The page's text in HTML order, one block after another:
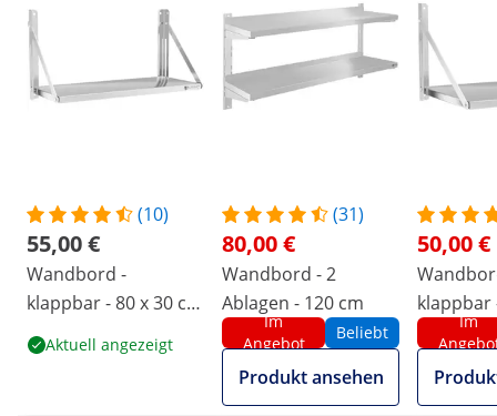
(10)
55,00 €
Wandbord -
klappbar - 80 x 30 cm
- 40 kg - Edelstahl
Aktuell angezeigt
(31)
80,00 €
Wandbord - 2
Ablagen - 120 cm
Im
Angebot
Beliebt
Produkt ansehen
50,00 €
klappbar
- 40 kg -
Im